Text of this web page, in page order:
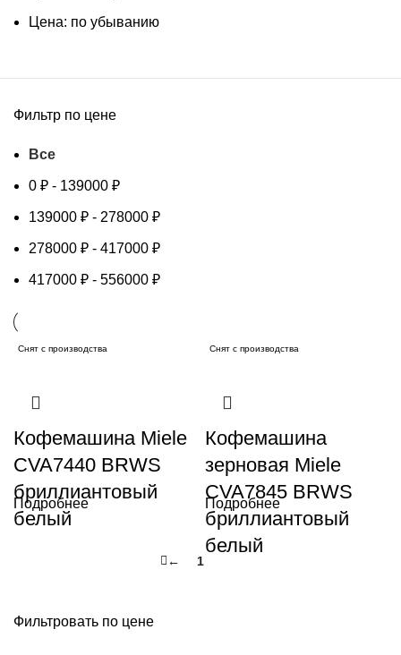
Фильтровать по цене
Цена: по убыванию
Фильтр по цене
Все
0 ₽ - 139000 ₽
139000 ₽ - 278000 ₽
278000 ₽ - 417000 ₽
417000 ₽ - 556000 ₽
Снят с производства
Кофемашина Miele
CVA7440 BRWS
бриллиантовый
белый
Подробнее
Снят с производства
Кофемашина
зерновая Miele
CVA7845 BRWS
бриллиантовый
белый
Подробнее
← 1